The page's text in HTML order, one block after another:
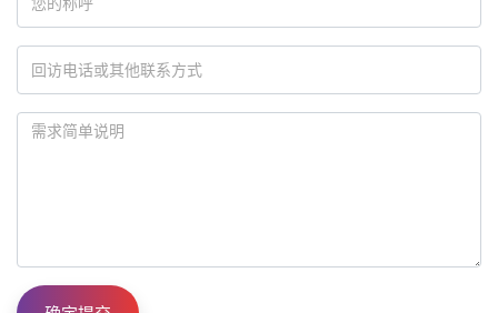
多人次获得奖学金。
份，其中“八大”名校